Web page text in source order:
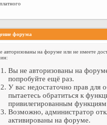
форума
авторизованы на форуме или не имеете
Вы не авторизованы на
попробуйте ещё раз.
У вас недостаточно прав для
пытаетесь обратиться к
привилегированным
Возможно, администратор
активированы на форуме.